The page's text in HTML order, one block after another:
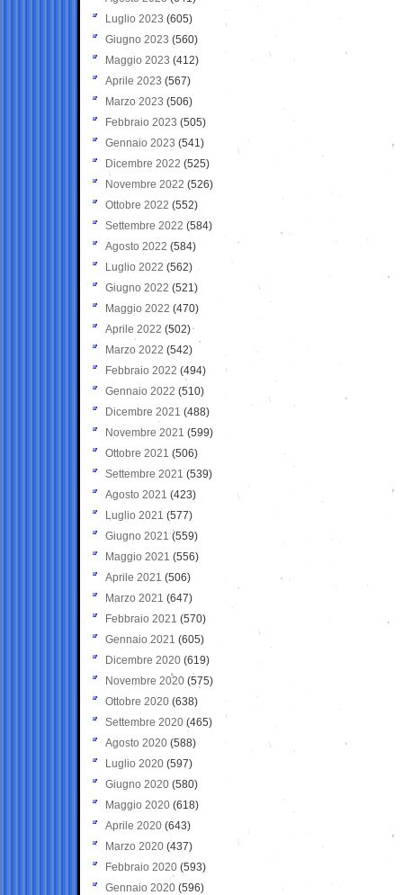
Luglio 2023 (605)
Giugno 2023 (560)
Maggio 2023 (412)
Aprile 2023 (567)
Marzo 2023 (506)
Febbraio 2023 (505)
Gennaio 2023 (541)
Dicembre 2022 (525)
Novembre 2022 (526)
Ottobre 2022 (552)
Settembre 2022 (584)
Agosto 2022 (584)
Luglio 2022 (562)
Giugno 2022 (521)
Maggio 2022 (470)
Aprile 2022 (502)
Marzo 2022 (542)
Febbraio 2022 (494)
Gennaio 2022 (510)
Dicembre 2021 (488)
Novembre 2021 (599)
Ottobre 2021 (506)
Settembre 2021 (539)
Agosto 2021 (423)
Luglio 2021 (577)
Giugno 2021(559)
Maggio 2021 (556)
Aprile 2021 (506)
Marzo 2021 (647)
Febbraio 2021 (570)
Gennaio 2021 (605)
Dicembre 2020 (619)
Novembre 2020 (575)
Ottobre 2020 (638)
Settembre 2020(465)
Agosto 2020 (588)
Luglio 2020 (597)
Giugno 2020 (580)
Maggio 2020 (618)
Aprile 2020 (643)
Marzo 2020 (437)
Febbraio 2020 (593)
Gennaio 2020 (596)